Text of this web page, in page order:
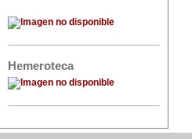
Hemeroteca